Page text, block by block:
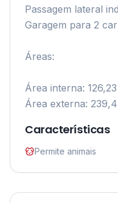
Passagem lateral
Garagem para 2
Áreas:
Área interna:
Área externa:
Características
Permite animais